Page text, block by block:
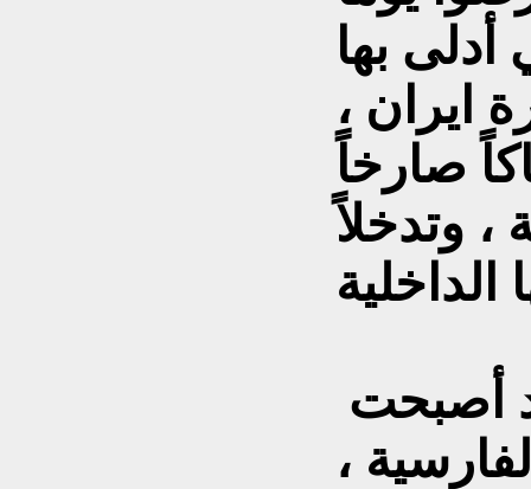
بها
ايران ،
صارخاً
، وتدخلاً
،